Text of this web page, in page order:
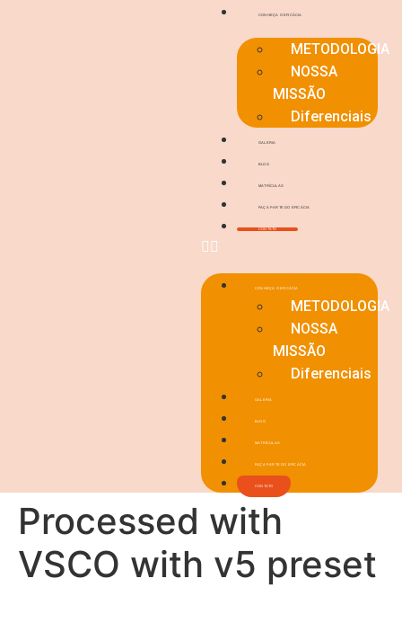
CONHEÇA O EFICÁCIA
METODOLOGIA
NOSSA
MISSÃO
Diferenciais
GALERIA
BLOG
MATRÍCULAS
FAÇA PARTE DO EFICÁCIA
CONTATO
CONHEÇA O EFICÁCIA
METODOLOGIA
NOSSA
MISSÃO
Diferenciais
GALERIA
BLOG
MATRÍCULAS
FAÇA PARTE DO EFICÁCIA
CONTATO
Processed with
VSCO with v5 preset